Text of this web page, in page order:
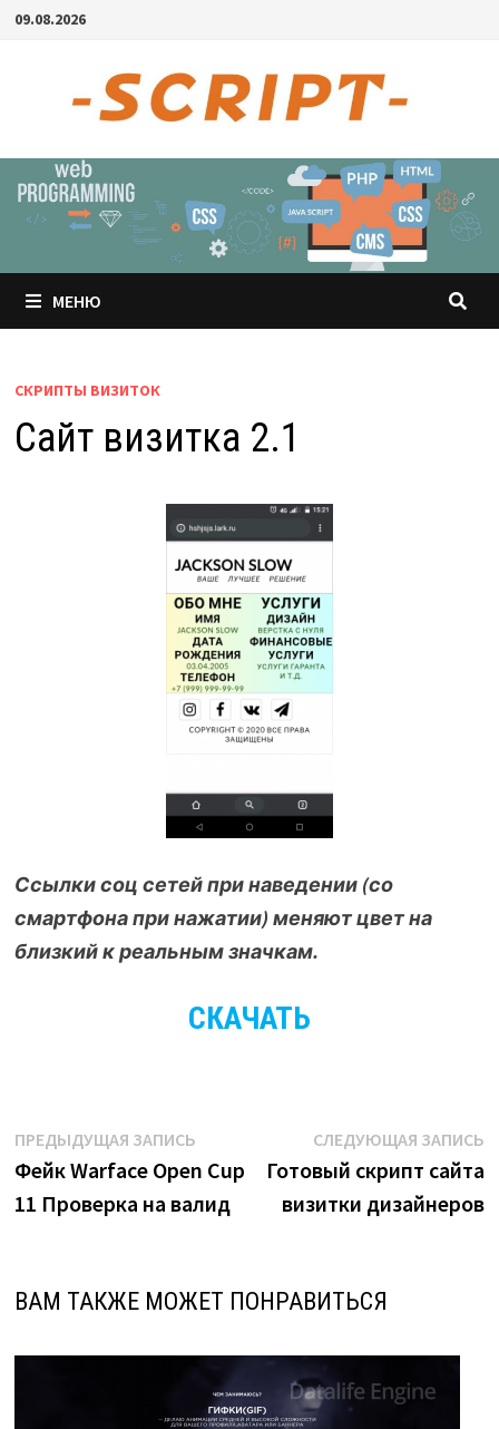
Перейти
содержимому
09.08.2026
МЕНЮ
СКРИПТЫ ВИЗИТОК
Сайт визитка 2.1
Ссылки соц сетей при наведении (со
смартфона при нажатии) меняют цвет на
близкий к реальным значкам.
СКАЧАТЬ
Навигация
по
записям
ПРЕДЫДУЩАЯ ЗАПИСЬПредыдущая
запись:
Фейк Warface Open Cup
11 Проверка на валид
СЛЕДУЮЩАЯ ЗАПИСЬ
Готовый скрипт сайта
визитки дизайнеров
ВАМ ТАКЖЕ МОЖЕТ ПОНРАВИТЬСЯ